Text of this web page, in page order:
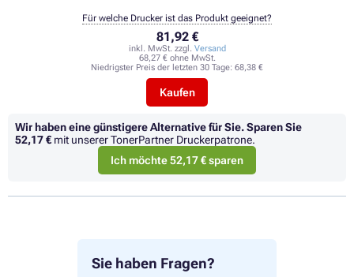
Sie haben Fragen?
81,92 €
inkl. MwSt. zzgl. Versand
68,27 € ohne MwSt.
Niedrigster Preis der letzten 30 Tage: 68,38 €
Kaufen
Für welche Drucker ist das Produkt geeignet?
Wir haben eine günstigere Alternative für Sie.Sparen Sie
52,17 € mit unserer TonerPartner Druckerpatrone.
Ich möchte 52,17 € sparen